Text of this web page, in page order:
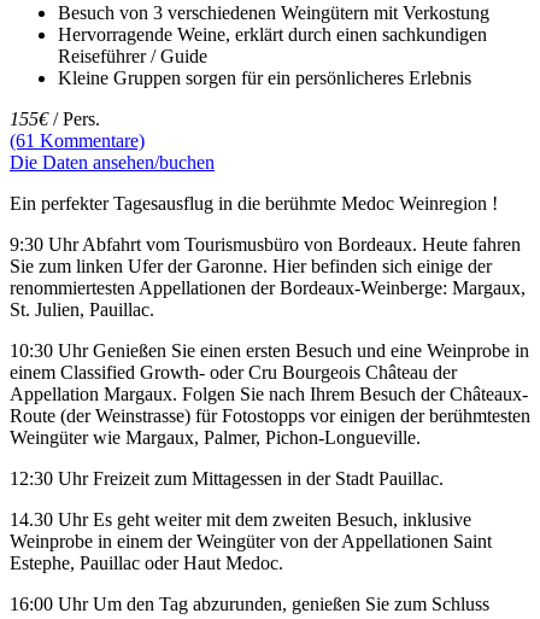
Besuch von 3 verschiedenen Weingütern mit Verkostung
Hervorragende Weine, erklärt durch einen sachkundigen
Reiseführer / Guide
Kleine Gruppen sorgen für ein persönlicheres Erlebnis
155€/ Pers.
(61 Kommentare)
Die Daten ansehen/buchen
Ein perfekter Tagesausflug in die berühmte Medoc Weinregion !
9:30 Uhr Abfahrt vom Tourismusbüro von Bordeaux. Heute fahren
Sie zum linken Ufer der Garonne. Hier befinden sich einige der
renommiertesten Appellationen der Bordeaux-Weinberge: Margaux,
St. Julien, Pauillac.
10:30 Uhr Genießen Sie einen ersten Besuch und eine Weinprobe in
einem Classified Growth- oder Cru Bourgeois Château der
Appellation Margaux. Folgen Sie nach Ihrem Besuch der Châteaux-
Route (der Weinstrasse) für Fotostopps vor einigen der berühmtesten
Weingüter wie Margaux, Palmer, Pichon-Longueville.
12:30 Uhr Freizeit zum Mittagessen in der Stadt Pauillac.
14.30 Uhr Es geht weiter mit dem zweiten Besuch, inklusive
Weinprobe in einem der Weingüter von der Appellationen Saint
Estephe, Pauillac oder Haut Medoc.
16:00 Uhr Um den Tag abzurunden, genießen Sie zum Schluss